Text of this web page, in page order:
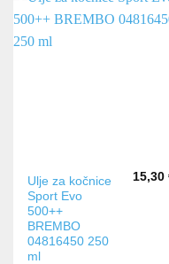
Ulje za kočnice
Sport Evo
500++
BREMBO
04816450 250
ml
15,30